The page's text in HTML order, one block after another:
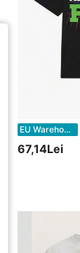
208
EU Warehouse
67,14Lei